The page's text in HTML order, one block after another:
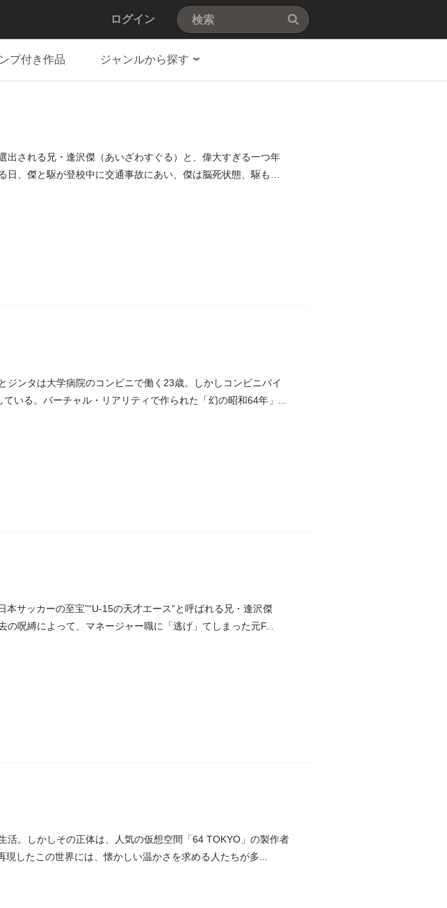
ログイン
プ付き作品 ジャンルから探す
出される兄・逢沢傑（あいざわすぐる）と、偉大すぎる一つ年
日、傑と駆が登校中に交通事故にあい、傑は脳死状態、駆も非
ジンタは大学病院のコンビニで働く23歳。しかしコンビニバイ
いる。バーチャル・リアリティで作られた「幻の昭和64年」...
本サッカーの至宝”“U-15の天才エース”と呼ばれる兄・逢沢傑
の呪縛によって、マネージャー職に「逃げ」てしまった元F...
活。しかしその正体は、人気の仮想空間「64 TOKYO」の製作者
したこの世界には、懐かしい温かさを求める人たちが多...